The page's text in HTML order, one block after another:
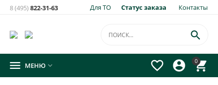
Для ТО Статус заказа Контакты
8 (495)822-31-63
0




 МЕНЮ 